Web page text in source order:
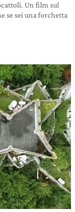
Un film sul
se sei una forchetta